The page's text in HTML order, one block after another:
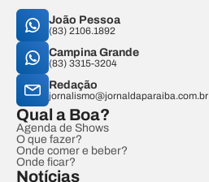
João Pessoa
(83) 2106.1892
Campina Grande
(83) 3315-3204
Redação
jornalismo@jornaldaparaiba.com.br
Qual a Boa?
Agenda de Shows
O que fazer?
Onde comer e beber?
Onde ficar?
Notícias